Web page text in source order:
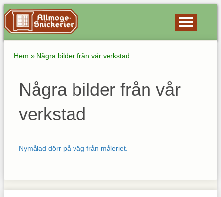
Hem » Några bilder från vår verkstad
Några bilder från vår
verkstad
Nymålad dörr på väg från måleriet.